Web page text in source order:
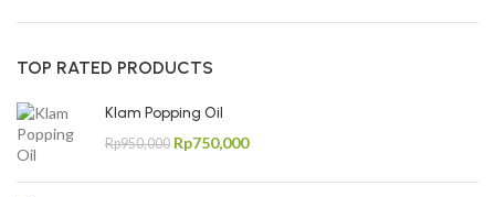
TOP RATED PRODUCTS
Klam Popping Oil
Rp950,000 Rp750,000